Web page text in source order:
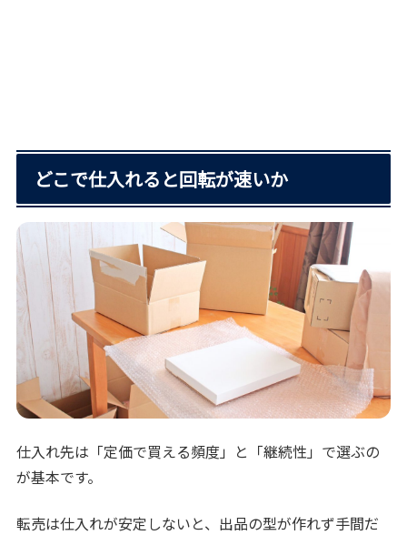
どこで仕入れると回転が速いか
仕入れ先は「定価で買える頻度」と「継続性」で選ぶの
が基本です。
転売は仕入れが安定しないと、出品の型が作れず手間だ